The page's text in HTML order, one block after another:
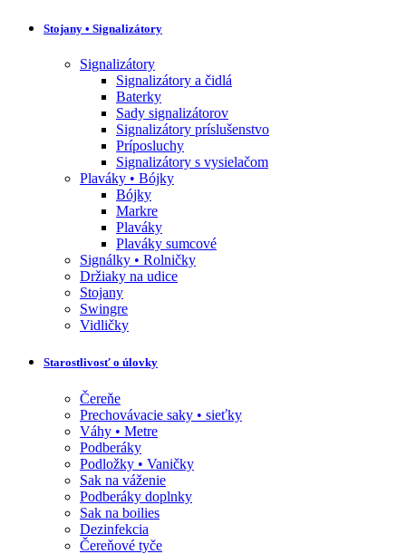
Stojany • Signalizátory
Signalizátory
Signalizátory a čidlá
Baterky
Sady signalizátorov
Signalizátory príslušenstvo
Príposluchy
Signalizátory s vysielačom
Plaváky • Bójky
Bójky
Markre
Plaváky
Plaváky sumcové
Signálky • Rolničky
Držiaky na udice
Stojany
Swingre
Vidličky
Starostlivosť o úlovky
Čereňe
Prechovávacie saky • sieťky
Váhy • Metre
Podberáky
Podložky • Vaničky
Sak na váženie
Podberáky doplnky
Sak na boilies
Dezinfekcia
Čereňové tyče